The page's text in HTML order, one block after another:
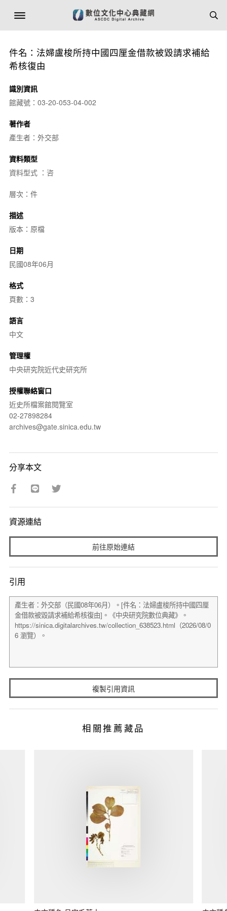
件名：法婦盧梭所持中國四厘金借款被毀請求補給
希核復由
識別資訊
館藏號：03-20-053-04-002
著作者
產生者：外交部
資料類型
資料型式 ：咨
層次：件
描述
版本：原檔
日期
民國08年06月
格式
頁數：3
語言
中文
管理權
中央研究院近代史研究所
授權聯絡窗口
近史所檔案館閱覽室
02-27898284
archives@gate.sinica.edu.tw
分享本文
資源連結
前往原始連結
引用
複製引用資訊
相關推薦藏品